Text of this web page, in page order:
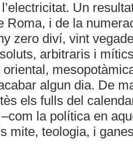
Un
Roma, i de la
zero diví, vint
arbitraris i
oriental,
algun dia. De
els fulls del
la política en
mite, teologia, i